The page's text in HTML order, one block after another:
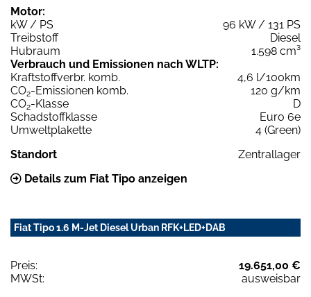
Motor:
kW / PS
96 kW / 131 PS
Treibstoff
Diesel
Hubraum
1.598 cm³
Verbrauch und Emissionen nach WLTP:
Kraftstoffverbr. komb.
4,6 l/100km
CO2-Emissionen komb.
120 g/km
CO2-Klasse
D
Schadstoffklasse
Euro 6e
Umweltplakette
4 (Green)
Standort
Zentrallager
Details zum Fiat Tipo anzeigen
Fiat Tipo 1.6 M-Jet Diesel Urban RFK+LED+DAB
Preis:
19.651,00 €
MWSt:
ausweisbar